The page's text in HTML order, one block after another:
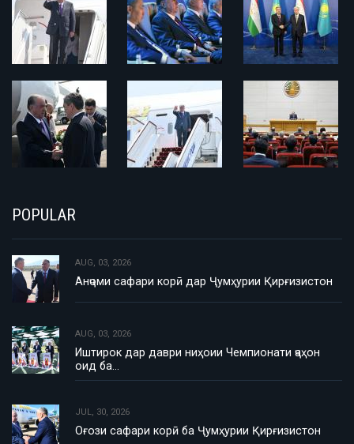
POPULAR
AUG, 03, 2026
Анҷоми сафари корӣ дар Ҷумҳурии Қирғизистон
AUG, 03, 2026
Иштирок дар даври ниҳоии Чемпионати ҷаҳон
оид ба…
JUL, 30, 2026
Оғози сафари корӣ ба Ҷумҳурии Қирғизистон